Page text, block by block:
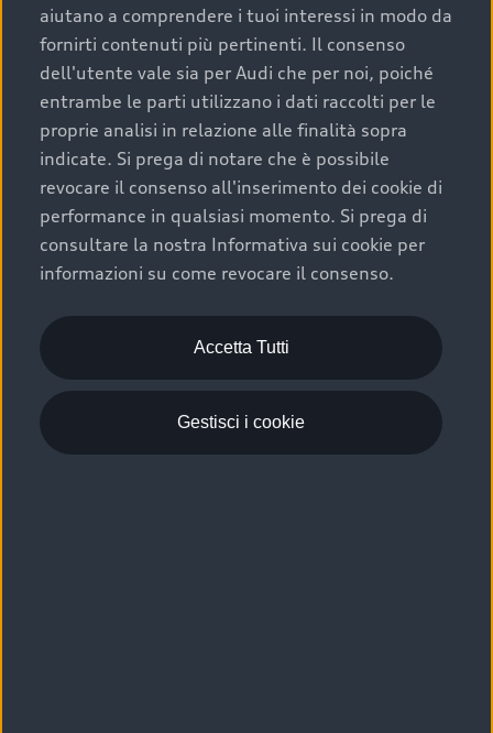
condizioni della carrozzeria e degli interni: una
buona conservazione evidenzia cura e attenzione del
precedente proprietario;
efficienza meccanica: motore, trasmissione e
componenti principali in ottimo stato garantiscono
prestazioni affidabili e sicure.
Acquistare un’auto usata in una Concessionaria ufficiale
Audi che offre l’usato garantito tramite Audi Prima
Scelta :plus, significa affidarsi ad un prodotto che viene
sottoposto a 110 controlli approfonditi e coperto da
garanzia fino a 4 anni per una maggiore tutela del tuo
acquisto.
aiutano a comprendere i tuoi interessi in modo da
fornirti contenuti più pertinenti. Il consenso
dell'utente vale sia per Audi che per noi, poiché
entrambe le parti utilizzano i dati raccolti per le
proprie analisi in relazione alle finalità sopra
indicate. Si prega di notare che è possibile
revocare il consenso all'inserimento dei cookie di
performance in qualsiasi momento. Si prega di
consultare la nostra Informativa sui cookie per
informazioni su come revocare il consenso.
Accetta Tutti
Gestisci i cookie